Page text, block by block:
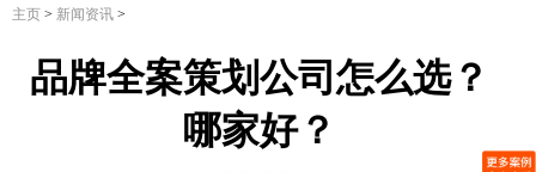
主页 > 新闻资讯 >
品牌全案策划公司怎么选？
哪家好？